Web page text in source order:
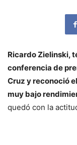
Ricardo Zielinski,
conferencia de
Cruz y reconoció
muy bajo
quedó con la